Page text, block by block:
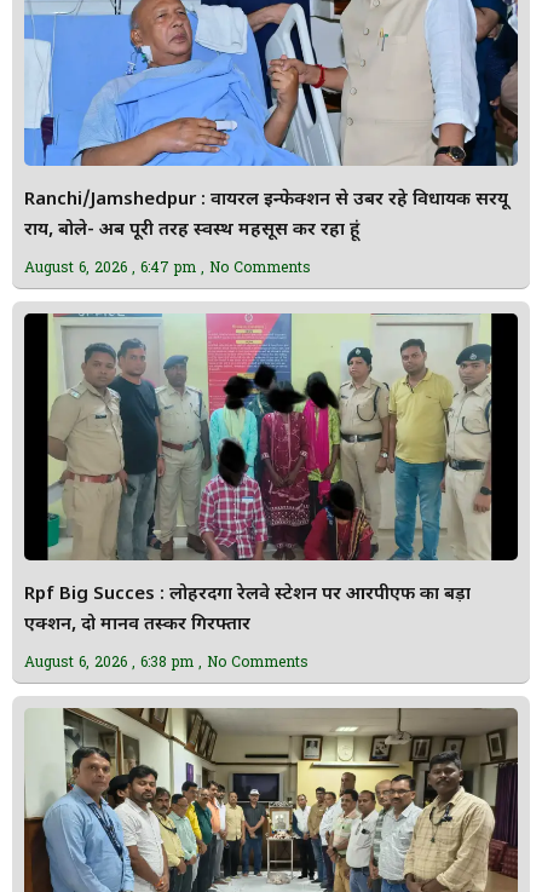
Ranchi/Jamshedpur : वायरल इन्फेक्शन से उबर रहे विधायक सरयू
राय, बोले- अब पूरी तरह स्वस्थ महसूस कर रहा हूं
August 6, 2026 6:47 pm No Comments
Rpf Big Succes : लोहरदगा रेलवे स्टेशन पर आरपीएफ का बड़ा
एक्शन, दो मानव तस्कर गिरफ्तार
August 6, 2026 6:38 pm No Comments